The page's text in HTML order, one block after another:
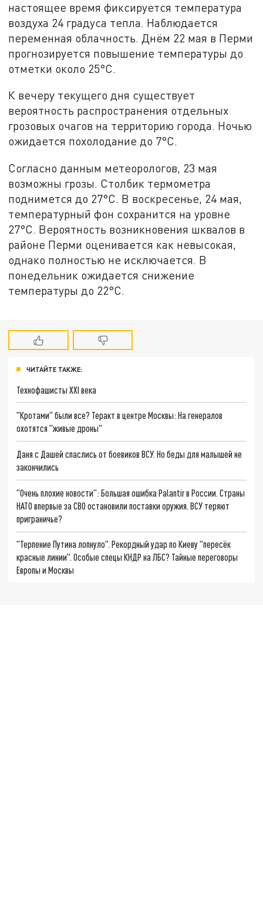
настоящее время фиксируется температура
воздуха 24 градуса тепла. Наблюдается
переменная облачность. Днём 22 мая в Перми
прогнозируется повышение температуры до
отметки около 25°C.
К вечеру текущего дня существует
вероятность распространения отдельных
грозовых очагов на территорию города. Ночью
ожидается похолодание до 7°C.
Согласно данным метеорологов, 23 мая
возможны грозы. Столбик термометра
поднимется до 27°C. В воскресенье, 24 мая,
температурный фон сохранится на уровне
27°C. Вероятность возникновения шквалов в
районе Перми оценивается как невысокая,
однако полностью не исключается. В
понедельник ожидается снижение
температуры до 22°C.
ЧИТАЙТЕ ТАКЖЕ:
Технофашисты XXI века
"Кротами" были все? Теракт в центре Москвы: На генералов
охотятся "живые дроны"
Даня с Дашей спаслись от боевиков ВСУ. Но беды для малышей не
закончились
"Очень плохие новости": Большая ошибка Palantir в России. Страны
НАТО впервые за СВО остановили поставки оружия. ВСУ теряют
приграничье?
"Терпение Путина лопнуло". Рекордный удар по Киеву "пересёк
красные линии". Особые спецы КНДР на ЛБС? Тайные переговоры
Европы и Москвы